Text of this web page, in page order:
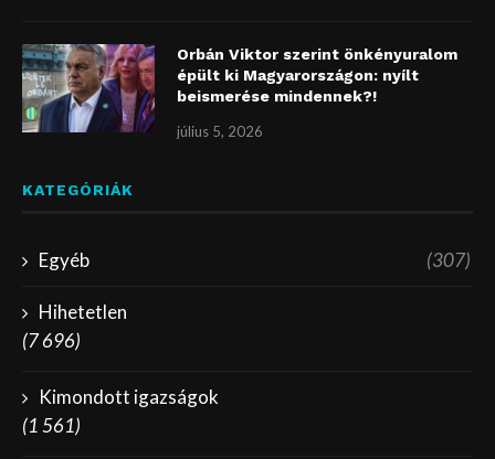
Orbán Viktor szerint önkényuralom
épült ki Magyarországon: nyílt
beismerése mindennek?!
július 5, 2026
KATEGÓRIÁK
Egyéb (307)
Hihetetlen
(7 696)
Kimondott igazságok
(1 561)